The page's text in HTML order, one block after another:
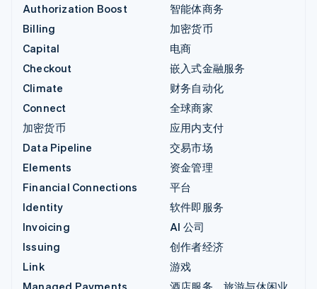
Authorization Boost
Billing
Capital
Checkout
Climate
Connect
加密货币
Data Pipeline
Elements
Financial Connections
Identity
Invoicing
Issuing
Link
Managed Payments
智能体商务
加密货币
电商
嵌入式金融服务
财务自动化
全球商家
应用内支付
交易市场
资金管理
平台
软件即服务
AI 公司
创作者经济
游戏
酒店服务、旅游与休闲业